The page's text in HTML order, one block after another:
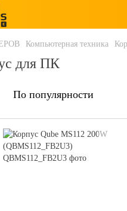
Компьютерная техника
для ПК
По популярности